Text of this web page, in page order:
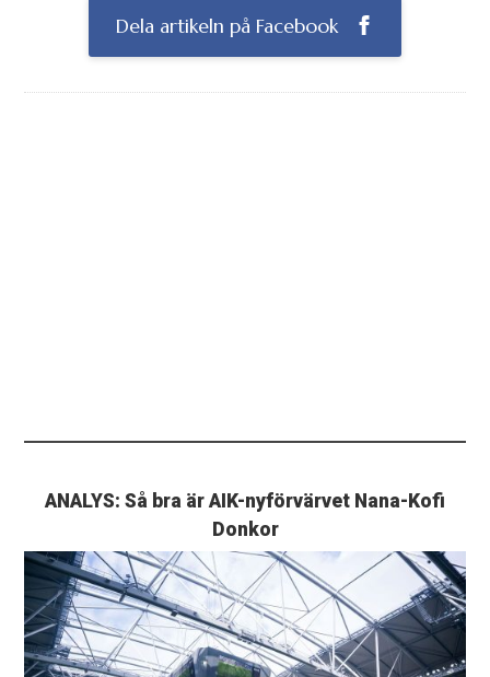
Dela artikeln på Facebook
ANALYS: Så bra är AIK-nyförvärvet Nana-Kofi
Donkor